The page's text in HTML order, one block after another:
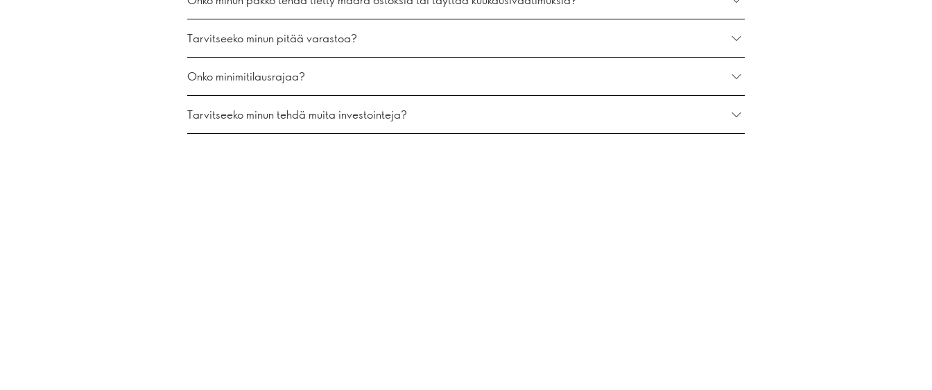
Tarvitseeko minun pitää varastoa?
Onko minimitilausrajaa?
Tarvitseeko minun tehdä muita investointeja?